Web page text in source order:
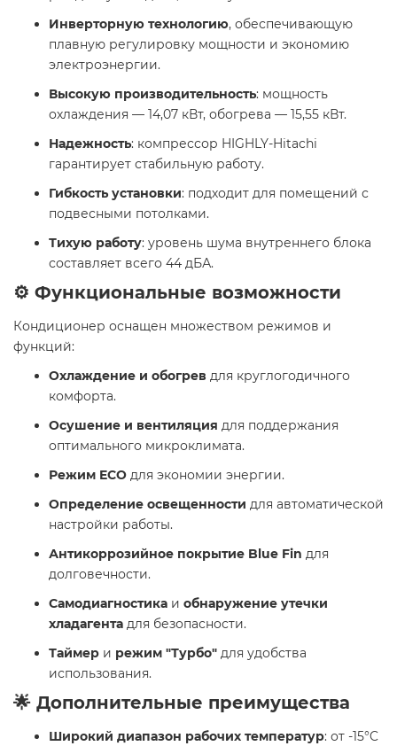
Инверторную технологию, обеспечивающую
плавную регулировку мощности и экономию
электроэнергии.
Высокую производительность: мощность
охлаждения — 14,07 кВт, обогрева — 15,55 кВт.
Надежность: компрессор HIGHLY-Hitachi
гарантирует стабильную работу.
Гибкость установки: подходит для помещений с
подвесными потолками.
Тихую работу: уровень шума внутреннего блока
составляет всего 44 дБА.
⚙️ Функциональные возможности
Кондиционер оснащен множеством режимов и
функций:
Охлаждение и обогрев для круглогодичного
комфорта.
Осушение и вентиляция для поддержания
оптимального микроклимата.
Режим ECO для экономии энергии.
Определение освещенности для автоматической
настройки работы.
Антикоррозийное покрытие Blue Fin для
долговечности.
Самодиагностика и обнаружение утечки
хладагента для безопасности.
Таймер и режим "Турбо" для удобства
использования.
🌟 Дополнительные преимущества
Широкий диапазон рабочих температур: от -15°C